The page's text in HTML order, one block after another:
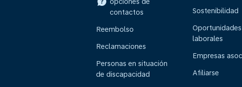
contactos
Reembolso
Reclamaciones
Personas en situación
de discapacidad
Sostenibilidad
Oportunidades
laborales
Empresas
Afiliarse